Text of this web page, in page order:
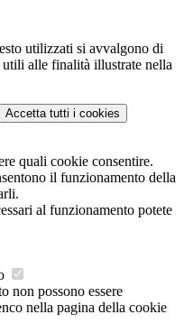
utilizzati si avvalgono di
alle finalità illustrate nella
Accetta tutti i cookies
quali cookie consentire.
il funzionamento della
al funzionamento potete
non possono essere
nella pagina della cookie